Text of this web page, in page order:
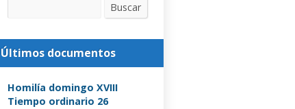
Buscar
Últimos documentos
Homilía domingo XVIII
Tiempo ordinario 26